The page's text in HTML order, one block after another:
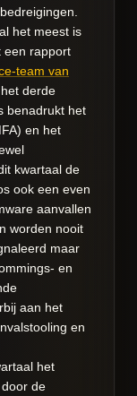
het meest is
een rapport
team van
derde
benadrukt het
en het
kwartaal de
ook een even
aanvallen
worden nooit
maar
en
aan het
en
het
de